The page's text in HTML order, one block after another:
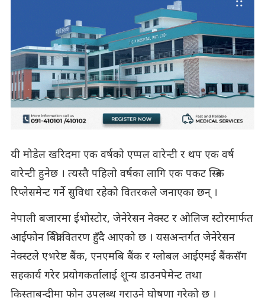
यी मोडेल खरिदमा एक वर्षको एप्पल वारेन्टी र थप एक वर्ष
वारेन्टी हुनेछ । त्यस्तै पहिलो वर्षका लागि एक पकट स्क्रिन
रिप्लेसमेन्ट गर्ने सुविधा रहेको वितरकले जनाएका छन् ।
नेपाली बजारमा ईभोस्टोर, जेनेरेसन नेक्स्ट र ओलिज स्टोरमार्फत
आईफोन बिक्री वितरण हुँदै आएको छ । यसअन्तर्गत जेनेरेसन
नेक्स्टले एभरेष्ट बैंक, एनएमबि बैंक र ग्लोबल आईएमई बैंकसँग
सहकार्य गरेर प्रयोगकर्तालाई शून्य डाउनपेमेन्ट तथा
किस्ताबन्दीमा फोन उपलब्ध गराउने घोषणा गरेको छ ।